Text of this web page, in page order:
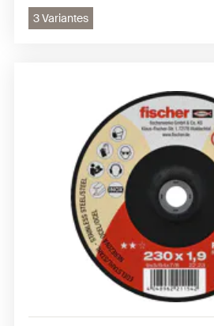
3 Variantes